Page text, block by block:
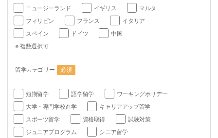
ニュージーランド
イギリス
マルタ
フィリピン
フランス
イタリア
スペイン
ドイツ
中国
※ 複数選択可
留学カテゴリー 必須
短期留学 語学留学
ワーキングホリデー
大学・専門学校進学
キャリアアップ留学
スポーツ留学
資格取得
試験対策
ジュニアプログラム
シニア留学